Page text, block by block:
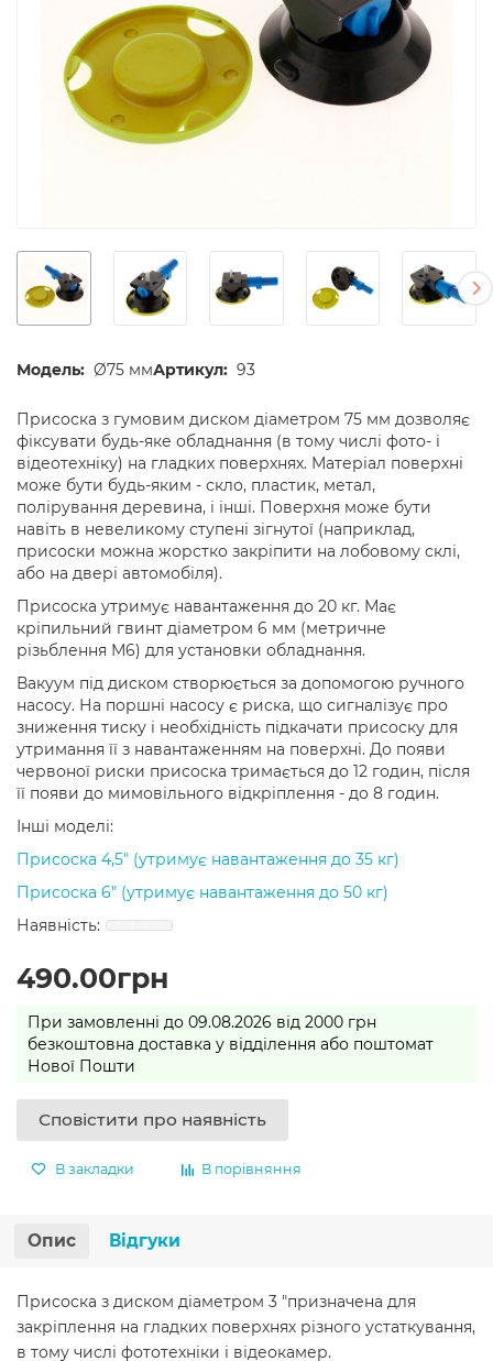
Модель: Ø75 ммАртикул: 93
Присоска з гумовим диском діаметром 75 мм дозволяє
фіксувати будь-яке обладнання (в тому числі фото- і
відеотехніку) на гладких поверхнях. Матеріал поверхні
може бути будь-яким - скло, пластик, метал,
полірування деревина, і інші. Поверхня може бути
навіть в невеликому ступені зігнутої (наприклад,
присоски можна жорстко закріпити на лобовому склі,
або на двері автомобіля).
Присоска утримує навантаження до 20 кг. Має
кріпильний гвинт діаметром 6 мм (метричне
різьблення М6) для установки обладнання.
Вакуум під диском створюється за допомогою ручного
насосу. На поршні насосу є риска, що сигналізує про
зниження тиску і необхіднiсть підкачати присоску для
утримання її з навантаженням на поверхні. До появи
червоної риски присоска тримається до 12 годин, після
її появи до мимовільного відкріплення - до 8 годин.
Інші моделі:
Присоска 4,5" (утримує навантаження до 35 кг)
Присоска 6" (утримує навантаження до 50 кг)
490.00грн
При замовленні до 09.08.2026 від 2000 грн
безкоштовна доставка у відділення або поштомат
Нової Пошти
Сповістити про наявність
В закладки В порівняння
Опис Відгуки
Присоска з диском діаметром 3 "призначена для
закріплення на гладких поверхнях різного устаткування,
в тому числі фототехніки і відеокамер.